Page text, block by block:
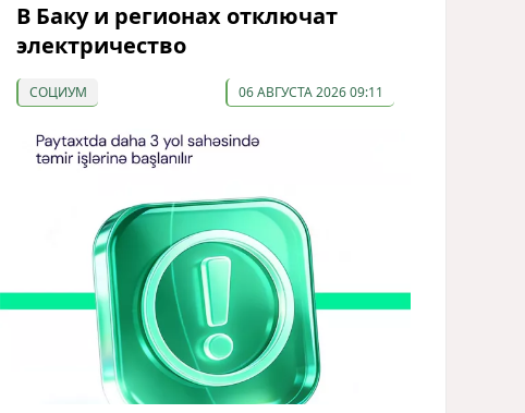
В Баку и регионах отключат
электричество
СОЦИУМ 06 АВГУСТА 2026 09:11